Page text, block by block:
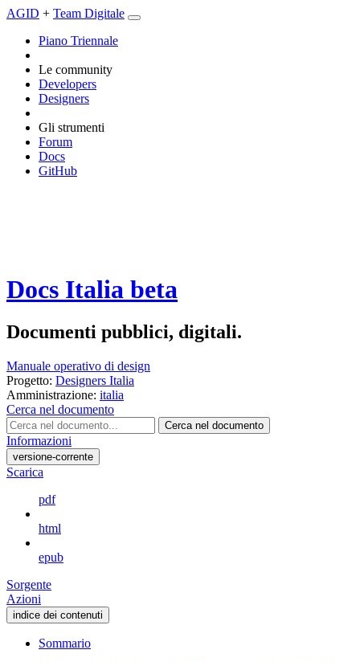
AGID + Team Digitale
Piano Triennale
Le community
Developers
Designers
Gli strumenti
Forum
Docs
GitHub
Docs Italia beta
Documenti pubblici, digitali.
Manuale operativo di design
Progetto: Designers Italia
Amministrazione: italia
Cerca nel documento
Cerca nel documento
Informazioni
versione-corrente
Scarica
pdf
html
epub
Sorgente
Azioni
indice dei contenuti
Sommario